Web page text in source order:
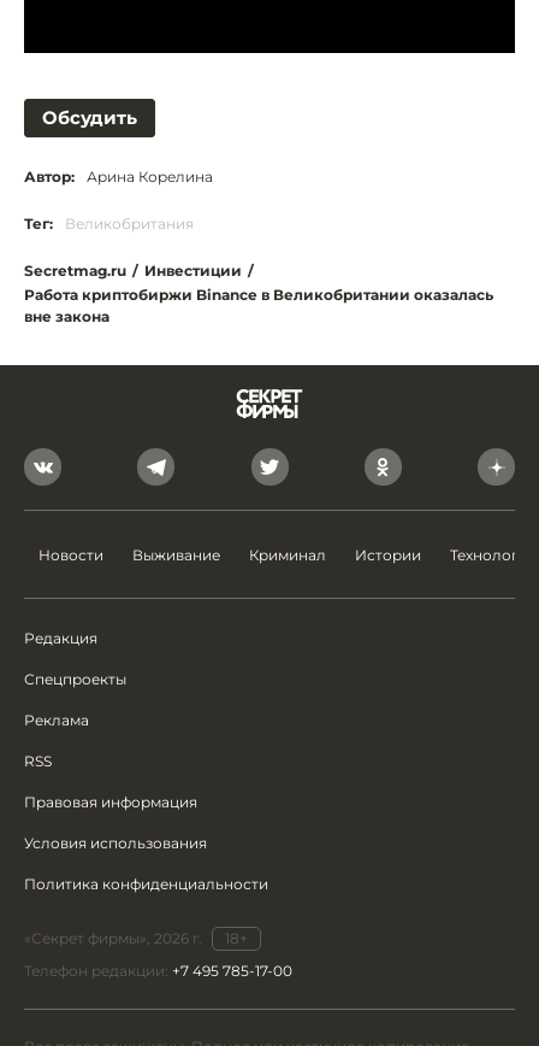
Обсудить
Автор: Арина Корелина
Тег: Великобритания
Secretmag.ru / Инвестиции /
Работа криптобиржи Binance в Великобритании оказалась
вне закона
Новости Выживание Криминал Истории Технологии
Редакция
Спецпроекты
Реклама
RSS
Правовая информация
Условия использования
Политика конфиденциальности
«Секрет фирмы», 2026 г.
18+
Телефон редакции: +7 495 785-17-00